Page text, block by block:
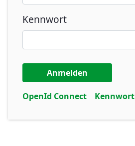
Kennwort
Anmelden
OpenId Connect